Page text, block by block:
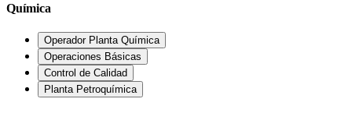
Química
Operador Planta Química
Operaciones Básicas
Control de Calidad
Planta Petroquímica